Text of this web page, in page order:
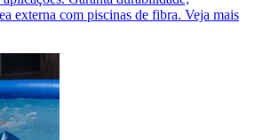
externa com piscinas de fibra. Veja mais